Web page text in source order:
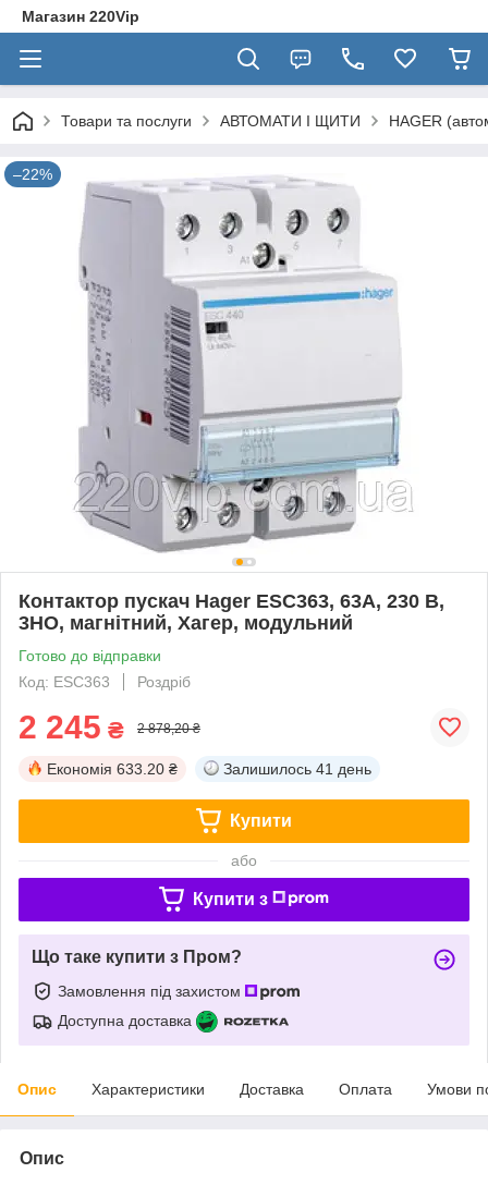
Магазин 220Vip
Товари та послуги АВТОМАТИ І ЩИТИ HAGER
–22%
Контактор пускач Hager ESC363, 63A, 230 В,
3НО, магнітний, Хагер, модульний
Готово до відправки
Код: ESC363
Роздріб
2 245 ₴ 2 878,20 ₴
Економія 633.20 ₴ Залишилось 41 день
Купити
або
Купити з
Що таке купити з Пром?
Замовлення під захистом
Доступна доставка
Опис Характеристики Доставка Оплата Умови
Опис